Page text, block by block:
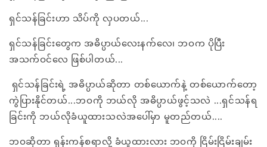
ရှင်သန်ခြင်းဟာ သိပ်ကို လှပတယ်...
ရှင်သန်ခြင်းတွေက အဓိပ္ပာယ်လေးနက်လေ၊ ဘဝက ပိုပြီး
အသက်ဝင်လေ ဖြစ်ပါတယ်...
ရှင်သန်ခြင်းရဲ့ အဓိပ္ပာယ်ဆိုတာ တစ်ယောက်နဲ့ တစ်ယောက်တော့
ကွဲပြားနိုင်တယ်...ဘဝကို ဘယ်လို အဓိပ္ပာယ်ဖွင့်သလဲ ...ရှင်သန်ရ
ခြင်းကို ဘယ်လိုခံယူထားသလဲအပေါ်မှာ မူတည်တယ်....
ဘဝဆိုတာ ရုန်းကန်စရာလို့ ခံယူထားလား ဘဝကို ငြိမ်းငြိမ်းချမ်း